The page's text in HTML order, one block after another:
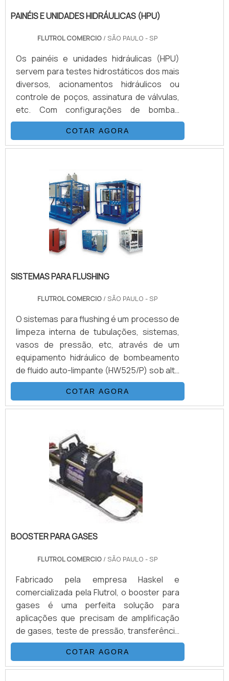
PAINÉIS E UNIDADES HIDRÁULICAS (HPU)
FLUTROL COMERCIO / SÃO PAULO - SP
Os painéis e unidades hidráulicas (HPU)
servem para testes hidrostáticos dos mais
diversos, acionamentos hidráulicos ou
controle de poços, assinatura de válvulas,
etc. Com configurações de bombas
podendo chegar até 100.000 psi, opcionais
como sistemas de aquisição de dados,
acionamento remoto, controles
ADICIONAIS SOBRE O PRODUTOAbaixo, é
possível conferir quais as vantagens em
contar com este tipo de equipamento:
Melhor custo-benefício do mercado
Funcionário.
COTAR AGORA
SISTEMAS PARA FLUSHING
FLUTROL COMERCIO / SÃO PAULO - SP
O sistemas para flushing é um processo de
limpeza interna de tubulações, sistemas,
vasos de pressão, etc, através de um
equipamento hidráulico de bombeamento
de fluido auto-limpante (HW525/P) sob alta
pressão e vazão. Com objetivo de obter
uma classe de limpeza desejada de acordo
com os procedimentos pré-estabelecidos
COM ESTE TIPO DE PRODUTOAbaixo, é
possível conferir quais as vantagens em
contar com este tipo de equipamento:
Melhor custo-benefício do mercado.
COTAR AGORA
BOOSTER PARA GASES
FLUTROL COMERCIO / SÃO PAULO - SP
Fabricado pela empresa Haskel e
comercializada pela Flutrol, o booster para
gases é uma perfeita solução para
aplicações que precisam de amplificação
de gases, teste de pressão, transferência
de gases, injeção e outras funções
exercidas pelo booster gases. Com
acionamento de ar comprimido, o booster
COTAR AGORA